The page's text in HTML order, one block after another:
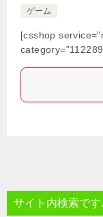
ゲーム
[csshop
サイト内検索です